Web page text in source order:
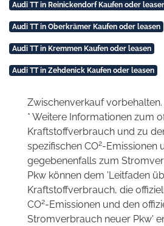
Audi TT in Reinickendorf Kaufen oder
Audi TT in Oberkrämer Kaufen oder leasen
Audi TT in Kremmen Kaufen oder leasen
Audi TT in Zehdenick Kaufen oder leasen
Zwischenverkauf vorbehalten.
* Weitere Informationen zum
Kraftstoffverbrauch und zu
spezifischen CO2-Emissionen
gegebenenfalls zum
Pkw können dem 'Leitfaden
Kraftstoffverbrauch, die
CO2-Emissionen und den
Stromverbrauch neuer Pkw'